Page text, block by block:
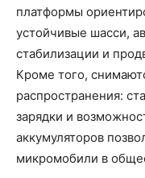
платформы
устойчивые шасси,
стабилизации и
Кроме того,
распространения:
зарядки и
аккумуляторов
микромобили в